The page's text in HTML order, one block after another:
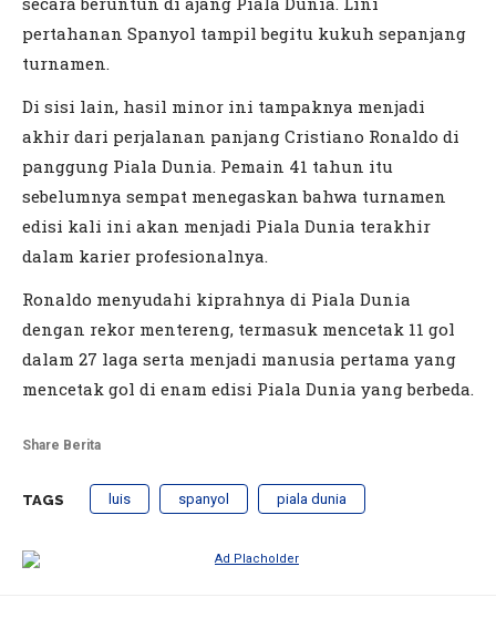
pertahanan Spanyol tampil begitu kukuh sepanjang
turnamen.
Di sisi lain, hasil minor ini tampaknya menjadi
akhir dari perjalanan panjang Cristiano Ronaldo di
panggung Piala Dunia. Pemain 41 tahun itu
sebelumnya sempat menegaskan bahwa turnamen
edisi kali ini akan menjadi Piala Dunia terakhir
dalam karier profesionalnya.
Ronaldo menyudahi kiprahnya di Piala Dunia
dengan rekor mentereng, termasuk mencetak 11 gol
dalam 27 laga serta menjadi manusia pertama yang
mencetak gol di enam edisi Piala Dunia yang berbeda.
Share Berita
TAGS luis spanyol piala dunia